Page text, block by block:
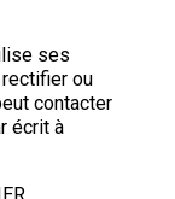
ses
ou
contacter
écrit à